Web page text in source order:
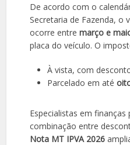
De acordo com o
Secretaria de Fazenda, o
ocorre entremarço e
placa do veículo. O
À vista, com
Parcelado em até
Especialistas em finanças
combinação entre
Nota MT IPVA 2026